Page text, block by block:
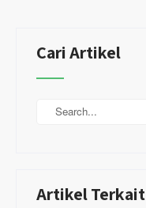
Cari Artikel
Artikel Terkait